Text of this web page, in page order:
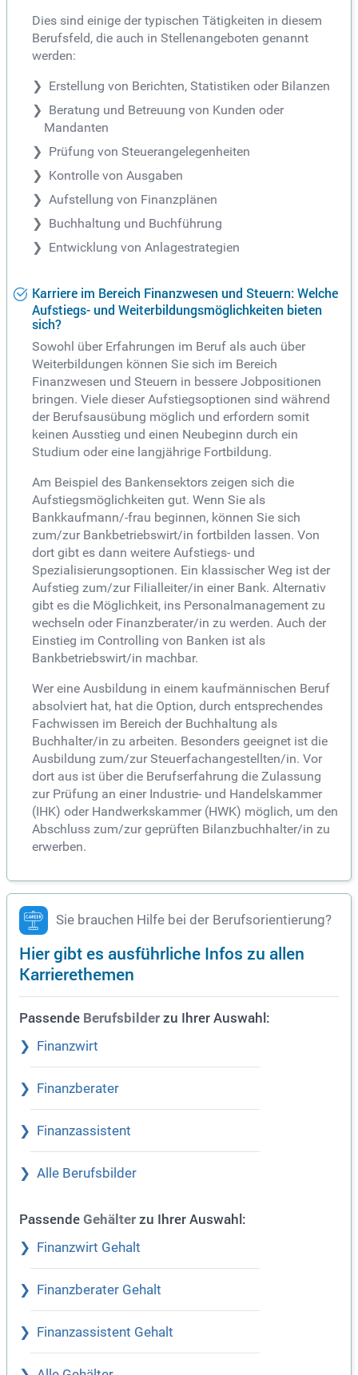
Dies sind einige der typischen Tätigkeiten in diesem
Berufsfeld, die auch in Stellenangeboten genannt
werden:
Erstellung von Berichten, Statistiken oder Bilanzen
Beratung und Betreuung von Kunden oder
Mandanten
Prüfung von Steuerangelegenheiten
Kontrolle von Ausgaben
Aufstellung von Finanzplänen
Buchhaltung und Buchführung
Entwicklung von Anlagestrategien
Karriere im Bereich Finanzwesen und Steuern: Welche
Aufstiegs- und Weiterbildungsmöglichkeiten bieten
sich?
Sowohl über Erfahrungen im Beruf als auch über
Weiterbildungen können Sie sich im Bereich
Finanzwesen und Steuern in bessere Jobpositionen
bringen. Viele dieser Aufstiegsoptionen sind während
der Berufsausübung möglich und erfordern somit
keinen Ausstieg und einen Neubeginn durch ein
Studium oder eine langjährige Fortbildung.
Am Beispiel des Bankensektors zeigen sich die
Aufstiegsmöglichkeiten gut. Wenn Sie als
Bankkaufmann/-frau beginnen, können Sie sich
zum/zur Bankbetriebswirt/in fortbilden lassen. Von
dort gibt es dann weitere Aufstiegs- und
Spezialisierungsoptionen. Ein klassischer Weg ist der
Aufstieg zum/zur Filialleiter/in einer Bank. Alternativ
gibt es die Möglichkeit, ins Personalmanagement zu
wechseln oder Finanzberater/in zu werden. Auch der
Einstieg im Controlling von Banken ist als
Bankbetriebswirt/in machbar.
Wer eine Ausbildung in einem kaufmännischen Beruf
absolviert hat, hat die Option, durch entsprechendes
Fachwissen im Bereich der Buchhaltung als
Buchhalter/in zu arbeiten. Besonders geeignet ist die
Ausbildung zum/zur Steuerfachangestellten/in. Vor
dort aus ist über die Berufserfahrung die Zulassung
zur Prüfung an einer Industrie- und Handelskammer
(IHK) oder Handwerkskammer (HWK) möglich, um den
Abschluss zum/zur geprüften Bilanzbuchhalter/in zu
erwerben.
Sie brauchen Hilfe bei der Berufsorientierung?
Hier gibt es ausführliche Infos zu allen
Karrierethemen
Passende Berufsbilder zu Ihrer Auswahl:
Finanzwirt
Finanzberater
Finanzassistent
Alle Berufsbilder
Passende Gehälter zu Ihrer Auswahl:
Finanzwirt Gehalt
Finanzberater Gehalt
Finanzassistent Gehalt